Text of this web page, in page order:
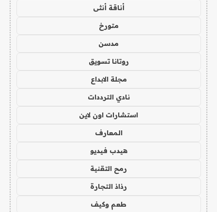
أناقة أنثى
متورخ
مدسن
روتانا تسويق
مجلة الابداع
نادي الترددات
استشارات اون لاين
المعارف
هيدب فيديو
رمح التقنية
رذاذ التجارة
طعم وكيف